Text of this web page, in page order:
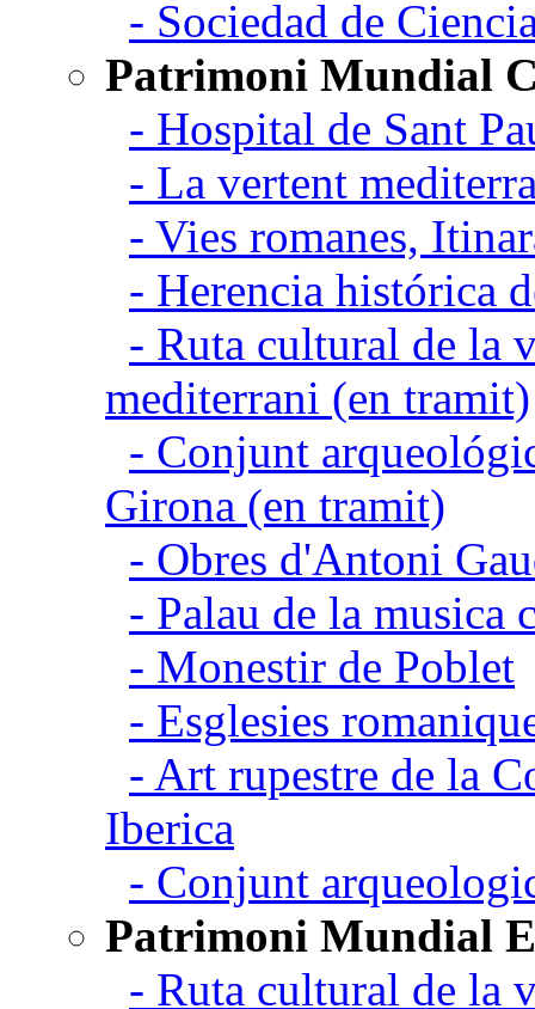
- Sociedad de
Patrimoni Mundial
- Hospital de Sant
- La vertent
- Vies romanes,
- Herencia histórica
- Ruta cultural de la
mediterrani (en tramit)
- Conjunt
Girona (en tramit)
- Obres d'Antoni
- Palau de la musica
- Monestir de Poblet
- Esglesies
- Art rupestre de la
Iberica
- Conjunt
Patrimoni Mundial
- Ruta cultural de la